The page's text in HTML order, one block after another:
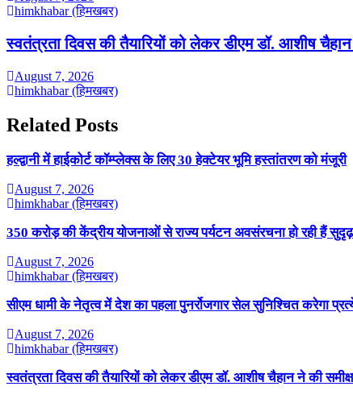
himkhabar (हिमखबर)
स्वतंत्रता दिवस की तैयारियों को लेकर डीएम डॉ. आशीष
August 7, 2026
himkhabar (हिमखबर)
Related Posts
हल्द्वानी में हाईकोर्ट कॉम्प्लेक्स के लिए 30 हेक्टेयर भूमि हस्तांतरण को मंजूरी
August 7, 2026
himkhabar (हिमखबर)
350 करोड़ की केंद्रीय योजनाओं से राज्य पर्यटन अवसंरचना हो रही हैं सुदृढ़
August 7, 2026
himkhabar (हिमखबर)
सीएम धामी के नेतृत्व में देश का पहला पुनर्रोजगार सेल सुनिश्चित करेगा
August 7, 2026
himkhabar (हिमखबर)
स्वतंत्रता दिवस की तैयारियों को लेकर डीएम डॉ. आशीष चैहान ने की